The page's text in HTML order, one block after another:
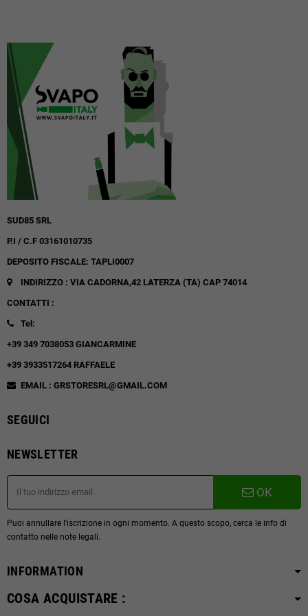
SUD85 SRL
P.I / C.F 03161010735
DEPOSITO FISCALE: TAPLI0007
INDIRIZZO : VIA CADORNA,42 LATERZA (TA) CAP 74014
CONTATTI :
Tel:
+39 349 7038053 GIANCARMINE
+39 3933517264 RAFFAELE
EMAIL : GRSTORESRL@GMAIL.COM
SEGUICI
NEWSLETTER
OK
Puoi annullare l'iscrizione in ogni momento. A questo scopo, cerca le info di
contatto nelle note legali.
INFORMATION
COSA ACQUISTARE :